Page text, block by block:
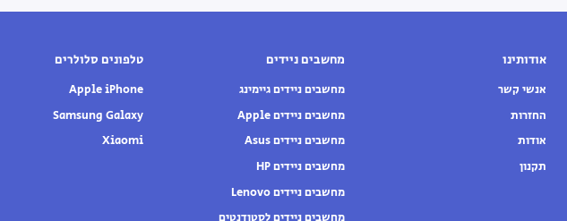
אודותינו
אנשי קשר
החזרות
אודות
תקנון
מחשבים ניידים
מחשבים ניידים גיימינג
מחשבים ניידים Apple
מחשבים ניידים Asus
מחשבים ניידים HP
מחשבים ניידים Lenovo
טלפונים סלולרים
Apple iPhone
Samsung Galaxy
Xiaomi